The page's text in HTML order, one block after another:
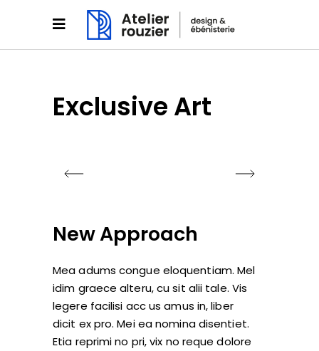
Exclusive Art
New Approach
Mea adums congue eloquentiam. Mel
idim graece alteru, cu sit alii tale. Vis
legere facilisi acc us amus in, liber
dicit ex pro. Mei ea nomina disentiet.
Etia reprimi no pri, vix no reque dolore